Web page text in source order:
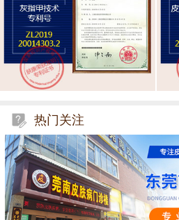
热门关注